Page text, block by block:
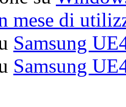
mese di
Samsung
Samsung